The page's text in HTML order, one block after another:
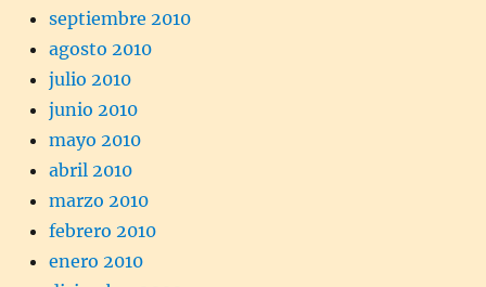
septiembre 2010
agosto 2010
julio 2010
junio 2010
mayo 2010
abril 2010
marzo 2010
febrero 2010
enero 2010